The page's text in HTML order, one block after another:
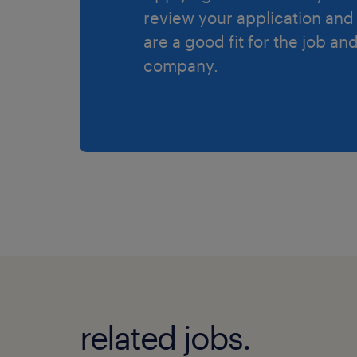
review your application and
are a good fit for the job
company.
related jobs.